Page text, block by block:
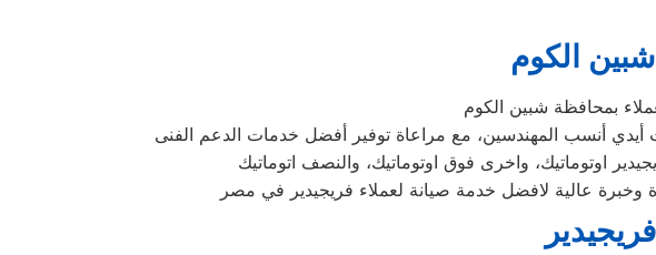
الكوم